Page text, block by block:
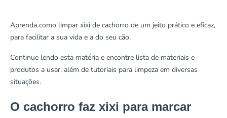
Aprenda como limpar xixi de cachorro de um jeito prático e eficaz,
para facilitar a sua vida e a do seu cão.
Continue lendo esta matéria e encontre lista de materiais e
produtos a usar, além de tutoriais para limpeza em diversas
situações.
O cachorro faz xixi para marcar